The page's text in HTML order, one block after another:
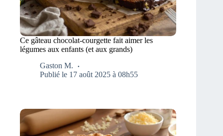
Ce gâteau chocolat-courgette fait aimer les
légumes aux enfants (et aux grands)
Gaston M.
Publié le 17 août 2025 à 08h55